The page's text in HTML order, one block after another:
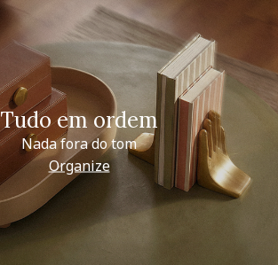
Tudo em ordem
Nada fora do tom
Organize